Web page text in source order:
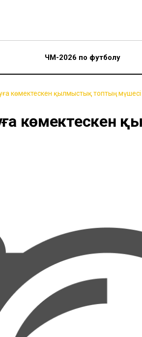
ЧМ-2026 по футболу
көмектескен қылмыстық топтың
көмектескен